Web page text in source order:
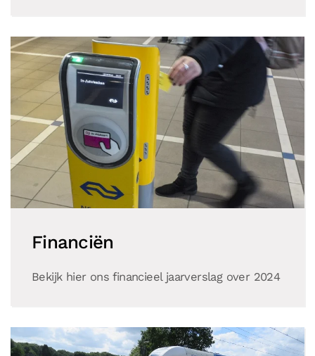
Financiën
Bekijk hier ons financieel jaarverslag over 2024